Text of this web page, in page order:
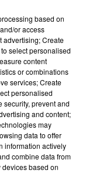
based on
or access
advertising; Create
select personalised
content
or combinations
services; Create
personalised
security, prevent and
and content;
may
data to offer
information actively
combine data from
based on